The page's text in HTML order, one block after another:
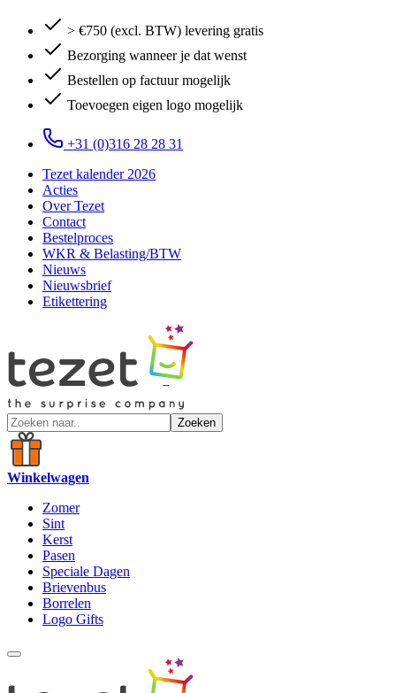
> €750 (excl. BTW) levering gratis
Bezorging wanneer je dat wenst
Bestellen op factuur mogelijk
Toevoegen eigen logo mogelijk
+31 (0)316 28 28 31
Tezet kalender 2026
Acties
Over Tezet
Contact
Bestelproces
WKR & Belasting/BTW
Nieuws
Nieuwsbrief
Etikettering
Zoeken
Winkelwagen
Zomer
Sint
Kerst
Pasen
Speciale Dagen
Brievenbus
Borrelen
Logo Gifts